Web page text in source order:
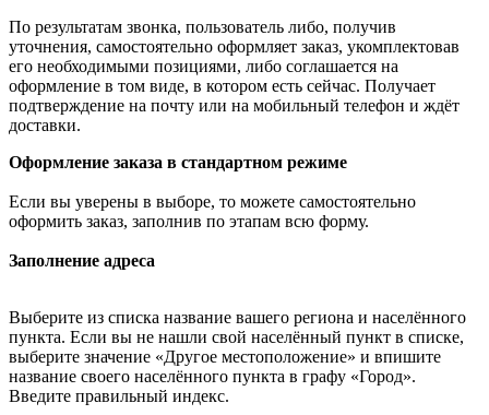
По результатам звонка, пользователь либо, получив
уточнения, самостоятельно оформляет заказ, укомплектовав
его необходимыми позициями, либо соглашается на
оформление в том виде, в котором есть сейчас. Получает
подтверждение на почту или на мобильный телефон и ждёт
доставки.
Оформление заказа в стандартном режиме
Если вы уверены в выборе, то можете самостоятельно
оформить заказ, заполнив по этапам всю форму.
Заполнение адреса
Выберите из списка название вашего региона и населённого
пункта. Если вы не нашли свой населённый пункт в списке,
выберите значение «Другое местоположение» и впишите
название своего населённого пункта в графу «Город».
Введите правильный индекс.